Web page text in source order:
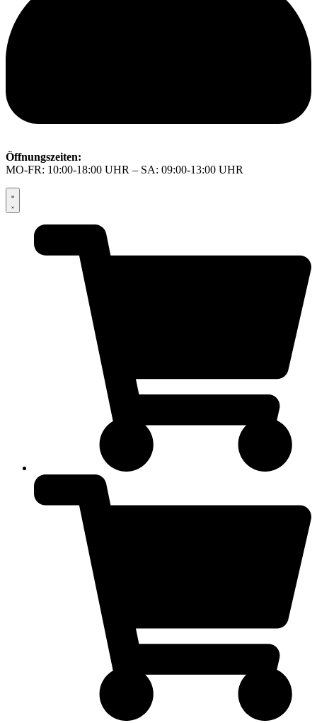
Öffnungszeiten:
MO-FR: 10:00-18:00 UHR – SA: 09:00-13:00 UHR